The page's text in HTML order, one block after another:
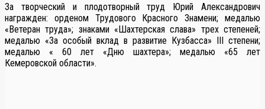
За творческий и плодотворный труд Юрий Александрович
награжден: орденом Трудового Красного Знамени; медалью
«Ветеран труда»; знаками «Шахтерская слава» трех степеней;
медалью «За особый вклад в развитие Кузбасса» III степени;
медалью « 60 лет «Дню шахтера»; медалью «65 лет
Кемеровской области».